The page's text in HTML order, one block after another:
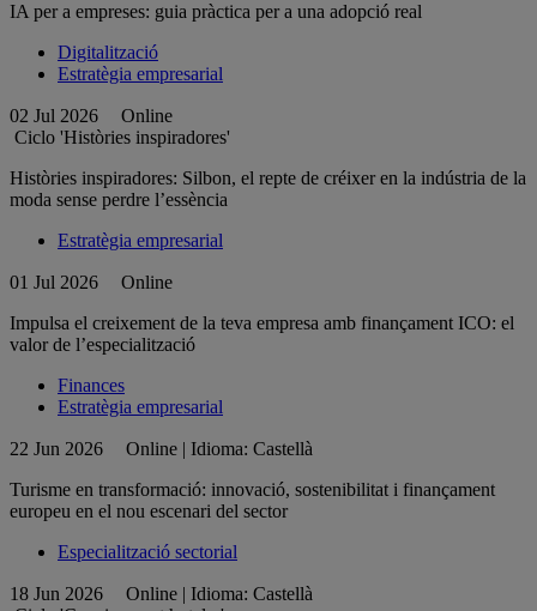
IA per a empreses: guia pràctica per a una adopció real
Digitalització
Estratègia empresarial
02 Jul 2026
Online
Ciclo 'Històries inspiradores'
Històries inspiradores: Silbon, el repte de créixer en la indústria de la
moda sense perdre l’essència
Estratègia empresarial
01 Jul 2026
Online
Impulsa el creixement de la teva empresa amb finançament ICO: el
valor de l’especialització
Finances
Estratègia empresarial
22 Jun 2026
Online | Idioma: Castellà
Turisme en transformació: innovació, sostenibilitat i finançament
europeu en el nou escenari del sector
Especialització sectorial
18 Jun 2026
Online | Idioma: Castellà